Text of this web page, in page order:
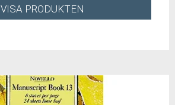
VISA PRODUKTEN